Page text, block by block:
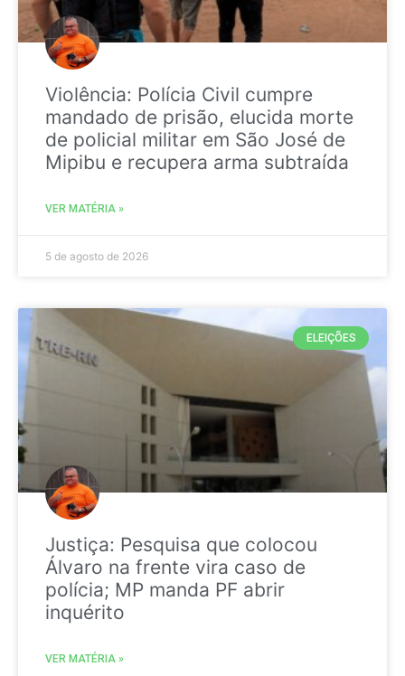
Violência: Polícia Civil cumpre
mandado de prisão, elucida morte
de policial militar em São José de
Mipibu e recupera arma subtraída
VER MATÉRIA »
5 de agosto de 2026
ELEIÇÕES
Justiça: Pesquisa que colocou
Álvaro na frente vira caso de
polícia; MP manda PF abrir
inquérito
VER MATÉRIA »